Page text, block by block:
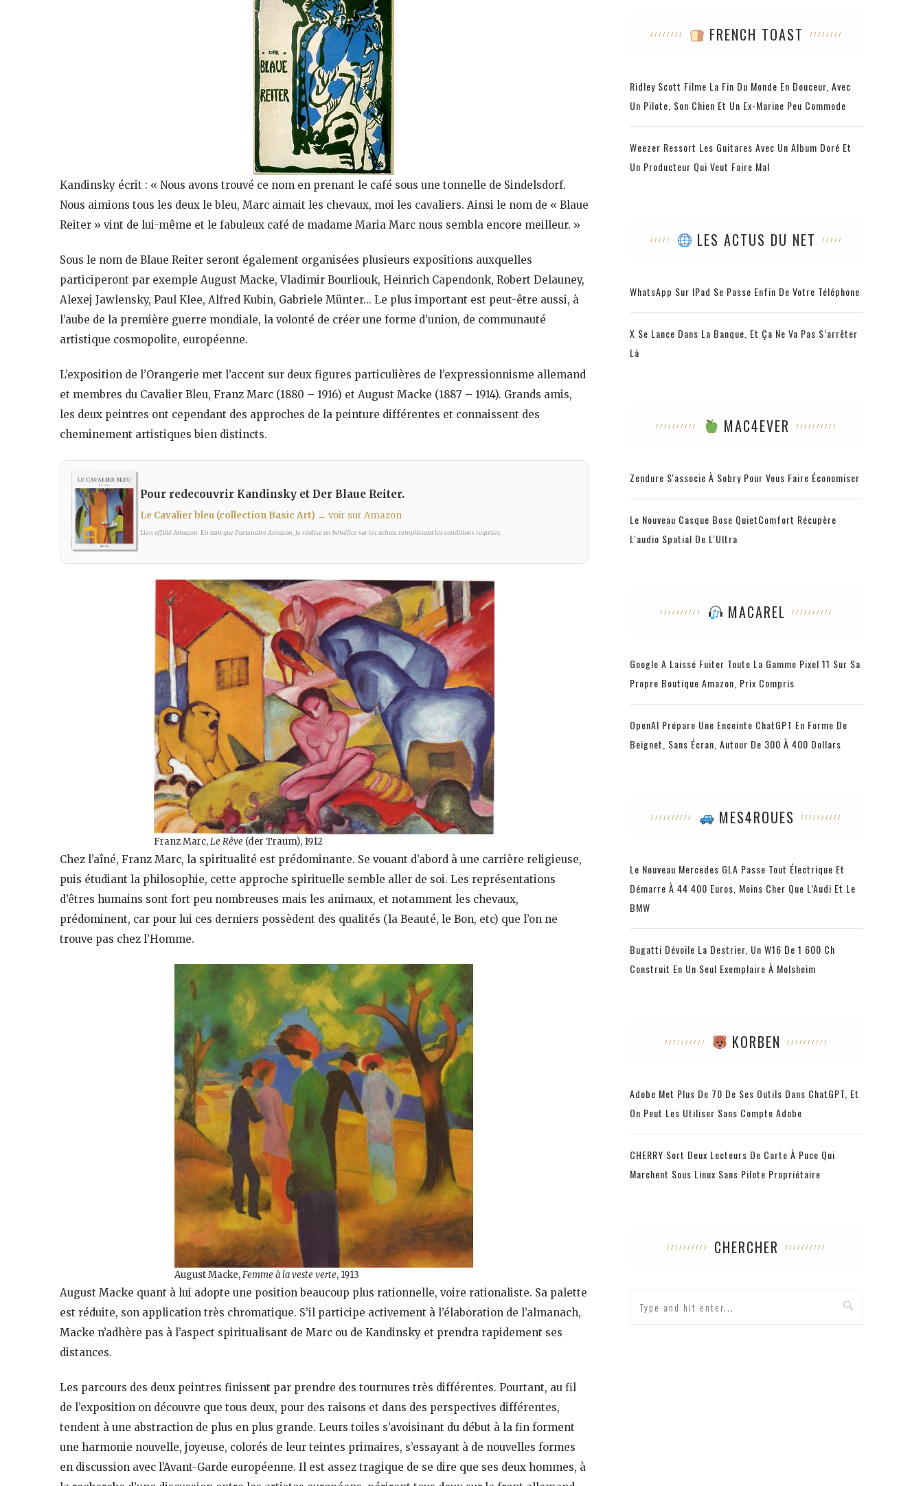
Kandinsky écrit : « Nous avons trouvé ce nom en prenant le café sous une tonnelle de Sindelsdorf.
Nous aimions tous les deux le bleu, Marc aimait les chevaux, moi les cavaliers. Ainsi le nom de « Blaue
Reiter » vint de lui-même et le fabuleux café de madame Maria Marc nous sembla encore meilleur. »
Sous le nom de Blaue Reiter seront également organisées plusieurs expositions auxquelles
participeront par exemple August Macke, Vladimir Bourliouk, Heinrich Capendonk, Robert Delauney,
Alexej Jawlensky, Paul Klee, Alfred Kubin, Gabriele Münter… Le plus important est peut-être aussi, à
l’aube de la première guerre mondiale, la volonté de créer une forme d’union, de communauté
artistique cosmopolite, européenne.
L’exposition de l’Orangerie met l’accent sur deux figures particulières de l’expressionnisme allemand
et membres du Cavalier Bleu, Franz Marc (1880 – 1916) et August Macke (1887 – 1914). Grands amis,
les deux peintres ont cependant des approches de la peinture différentes et connaissent des
cheminement artistiques bien distincts.
Pour redecouvrir Kandinsky et Der Blaue Reiter.
Le Cavalier bleu (collection Basic Art) → voir sur Amazon
Lien affilié Amazon. En tant que Partenaire Amazon, je réalise un bénéfice sur les achats remplissant les conditions requises.
Franz Marc,Le Rêve (der Traum), 1912
Chez l’aîné, Franz Marc, la spiritualité est prédominante. Se vouant d’abord à une carrière religieuse,
puis étudiant la philosophie, cette approche spirituelle semble aller de soi. Les représentations
d’êtres humains sont fort peu nombreuses mais les animaux, et notamment les chevaux,
prédominent, car pour lui ces derniers possèdent des qualités (la Beauté, le Bon, etc) que l’on ne
trouve pas chez l’Homme.
August Macke,Femme à la veste verte, 1913
August Macke quant à lui adopte une position beaucoup plus rationnelle, voire rationaliste. Sa palette
est réduite, son application très chromatique. S’il participe activement à l’élaboration de l’almanach,
Macke n’adhère pas à l’aspect spiritualisant de Marc ou de Kandinsky et prendra rapidement ses
distances.
Les parcours des deux peintres finissent par prendre des tournures très différentes. Pourtant, au fil
de l’exposition on découvre que tous deux, pour des raisons et dans des perspectives différentes,
tendent à une abstraction de plus en plus grande. Leurs toiles s’avoisinant du début à la fin forment
une harmonie nouvelle, joyeuse, colorés de leur teintes primaires, s’essayant à de nouvelles formes
en discussion avec l’Avant-Garde européenne. Il est assez tragique de se dire que ses deux hommes, à
FRENCH TOAST
Ridley Scott Filme La Fin Du Monde En Douceur, Avec
Un Pilote, Son Chien Et Un Ex-Marine Peu Commode
Weezer Ressort Les Guitares Avec Un Album Doré Et
Un Producteur Qui Veut Faire Mal
LES ACTUS DU NET
WhatsApp Sur IPad Se Passe Enfin De Votre Téléphone
X Se Lance Dans La Banque, Et Ça Ne Va Pas S’arrêter
Là
MAC4EVER
Zendure S'associe À Sobry Pour Vous Faire Économiser
Le Nouveau Casque Bose QuietComfort Récupère
L'audio Spatial De L'Ultra
MACAREL
Google A Laissé Fuiter Toute La Gamme Pixel 11 Sur Sa
Propre Boutique Amazon, Prix Compris
OpenAI Prépare Une Enceinte ChatGPT En Forme De
Beignet, Sans Écran, Autour De 300 À 400 Dollars
MES4ROUES
Le Nouveau Mercedes GLA Passe Tout Électrique Et
Démarre À 44 400 Euros, Moins Cher Que L’Audi Et Le
BMW
Bugatti Dévoile La Destrier, Un W16 De 1 600 Ch
Construit En Un Seul Exemplaire À Molsheim
KORBEN
Adobe Met Plus De 70 De Ses Outils Dans ChatGPT, Et
On Peut Les Utiliser Sans Compte Adobe
CHERRY Sort Deux Lecteurs De Carte À Puce Qui
Marchent Sous Linux Sans Pilote Propriétaire
CHERCHER